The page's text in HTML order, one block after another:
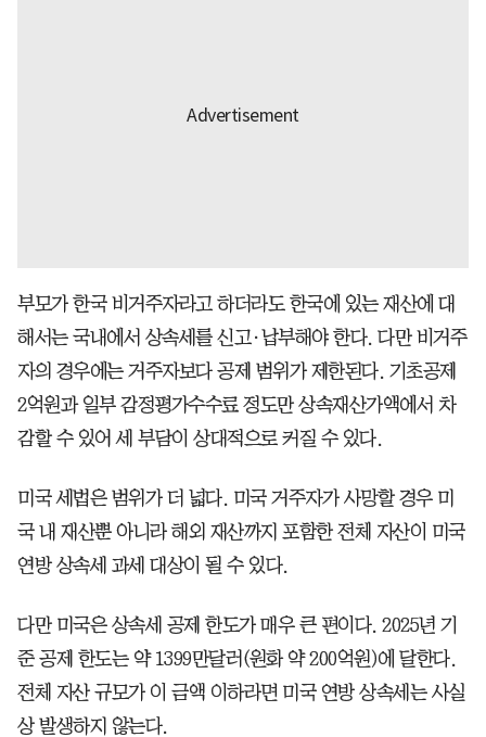
부모가 한국 비거주자라고 하더라도 한국에 있는 재산에 대
해서는 국내에서 상속세를 신고·납부해야 한다. 다만 비거주
자의 경우에는 거주자보다 공제 범위가 제한된다. 기초공제
2억원과 일부 감정평가수수료 정도만 상속재산가액에서 차
감할 수 있어 세 부담이 상대적으로 커질 수 있다.
미국 세법은 범위가 더 넓다. 미국 거주자가 사망할 경우 미
국 내 재산뿐 아니라 해외 재산까지 포함한 전체 자산이 미국
연방 상속세 과세 대상이 될 수 있다.
다만 미국은 상속세 공제 한도가 매우 큰 편이다. 2025년 기
준 공제 한도는 약 1399만달러(원화 약 200억원)에 달한다.
전체 자산 규모가 이 금액 이하라면 미국 연방 상속세는 사실
상 발생하지 않는다.